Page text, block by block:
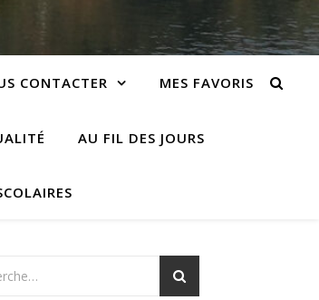
CONTACTER MES FAVORIS
AU FIL DES JOURS